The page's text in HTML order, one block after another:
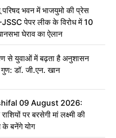
परिषद भवन में भाजयुमो की प्रेस
JSSC पेपर लीक के विरोध में 10
घेराव का ऐलान
से युवाओं में बढ़ता है अनुशासन
डॉ. जी.एन. खान
09 August 2026:
पर बरसेगी मां लक्ष्मी की
के बनेंगे योग